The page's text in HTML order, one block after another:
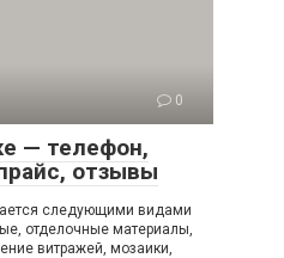
0
— телефон,
отзывы
следующими видами
отделочные материалы,
витражей, мозаики,